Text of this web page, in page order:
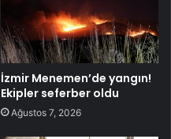
İzmir Menemen’de yangın!
Ekipler seferber oldu
Ağustos 7, 2026